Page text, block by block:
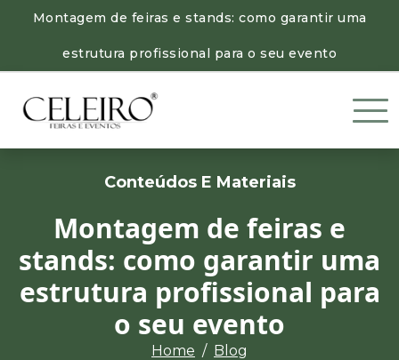
Montagem de feiras e stands: como garantir uma
estrutura profissional para o seu evento
Conteúdos E Materiais
Montagem de feiras e
stands: como garantir uma
estrutura profissional para
o seu evento
Home
Blog